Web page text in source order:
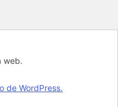
web.
de WordPress.